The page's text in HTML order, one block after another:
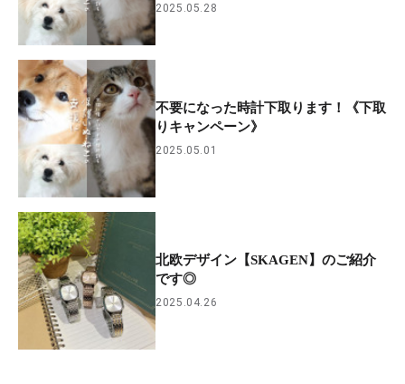
2025.05.28
不要になった時計下取ります！《下取
りキャンペーン》
2025.05.01
北欧デザイン【SKAGEN】のご紹介
です◎
2025.04.26